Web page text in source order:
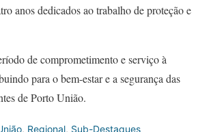
anos dedicados ao trabalho de proteção e
de comprometimento e serviço à
para o bem-estar e a segurança das
de Porto União.
, Regional, Sub-Destaques